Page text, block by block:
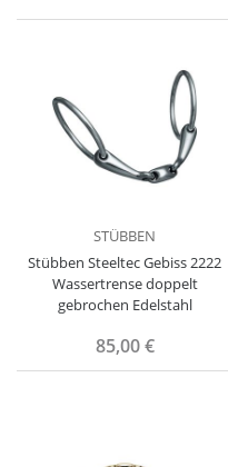
STÜBBEN
Stübben Steeltec Gebiss 2222
Wassertrense doppelt
gebrochen Edelstahl
85,00 €